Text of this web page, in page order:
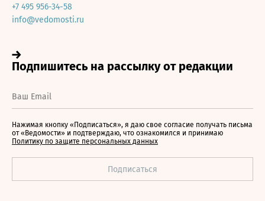
+7 495 956-34-58
info@vedomosti.ru
Нажимая кнопку «Подписаться», я даю свое согласие получать письма
от «Ведомости» и подтверждаю, что ознакомился и принимаю
Политику по защите персональных данных